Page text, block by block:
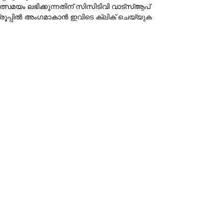
ലഭിക്കുന്നതിന് സിസിടിവി വാട്‌സ്ആപ്
അംഗമാകാന്‍ ഇവിടെ ക്ലിക് ചെയ്യുക